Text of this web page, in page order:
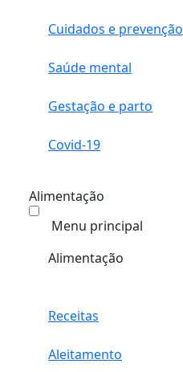
Cuidados e prevenção
Saúde mental
Gestação e parto
Covid-19
Alimentação
Menu principal
Alimentação
Receitas
Aleitamento